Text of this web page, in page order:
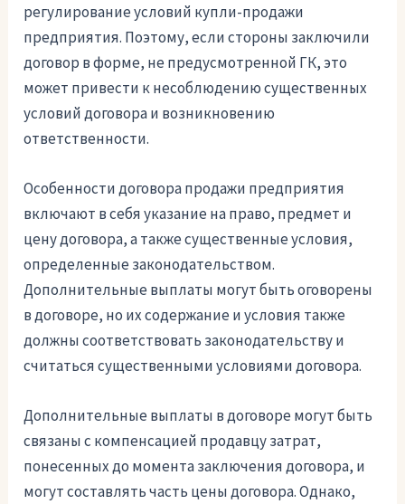
регулирование условий купли-продажи
предприятия. Поэтому, если стороны заключили
договор в форме, не предусмотренной ГК, это
может привести к несоблюдению существенных
условий договора и возникновению
ответственности.
Особенности договора продажи предприятия
включают в себя указание на право, предмет и
цену договора, а также существенные условия,
определенные законодательством.
Дополнительные выплаты могут быть оговорены
в договоре, но их содержание и условия также
должны соответствовать законодательству и
считаться существенными условиями договора.
Дополнительные выплаты в договоре могут быть
связаны с компенсацией продавцу затрат,
понесенных до момента заключения договора, и
могут составлять часть цены договора. Однако,